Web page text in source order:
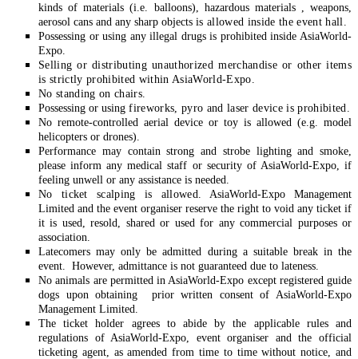
kinds of materials (i.e. balloons), hazardous materials , weapons,
aerosol cans and any sharp objects is allowed inside the event hall.
Possessing or using any illegal drugs is prohibited inside AsiaWorld-
Expo.
Selling or distributing unauthorized merchandise or other items
is strictly prohibited within AsiaWorld-Expo.
No standing on chairs.
Possessing or using fireworks, pyro and laser device is prohibited.
No remote-controlled aerial device or toy is allowed (e.g. model
helicopters or drones).
Performance may contain strong and strobe lighting and smoke,
please inform any medical staff or security of AsiaWorld-Expo, if
feeling unwell or any assistance is needed.
No ticket scalping is allowed.
AsiaWorld-Expo Management
Limited and the event organiser reserve the right to void any ticket if
it is used, resold, shared or used for any commercial purposes or
association.
Latecomers may only be admitted during a suitable break in the
event. However, admittance is not guaranteed due to lateness.
No animals are permitted in AsiaWorld-Expo except registered guide
dogs upon obtaining prior written consent of AsiaWorld-Expo
Management Limited.
The ticket holder agrees to abide by the applicable rules and
regulations of AsiaWorld-Expo, event organiser and the official
ticketing agent, as amended from time to time without notice, and